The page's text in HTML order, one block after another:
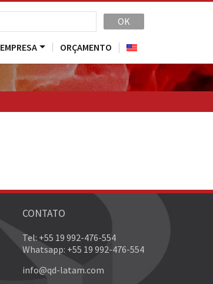
OK
EMPRESA ORÇAMENTO
CONTATO
Tel: +55 19 992-476-554
Whatsapp: +55 19 992-476-554
info@qd-latam.com